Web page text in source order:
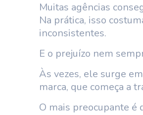
Muitas agências
Na prática, isso
inconsistentes.
E o prejuízo nem
Às vezes, ele surge
marca, que começa a
O mais preocupante